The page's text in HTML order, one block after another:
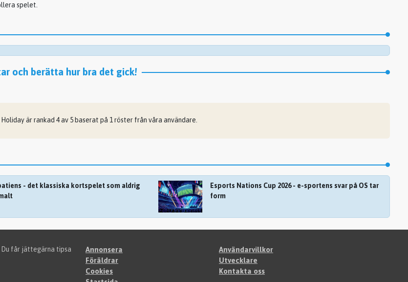
spelet.
och berätta hur bra det gick!
är rankad 4av 5 baserat på 1 röster från våra användare.
- det klassiska kortspelet som aldrig
Esports Nations Cup 2026 - e-sportens svar på OS tar
form
Du får jättegärna tipsa
Annonsera
Användarvillkor
Föräldrar
Utvecklare
Cookies
Kontakta oss